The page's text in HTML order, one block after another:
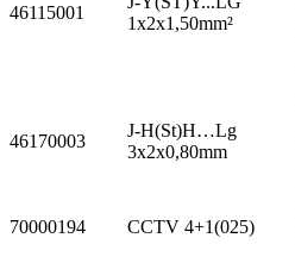
46115001
1x2x1,50mm²
46170003
J-H(St)H…Lg
3x2x0,80mm
70000194 CCTV 4+1(025)